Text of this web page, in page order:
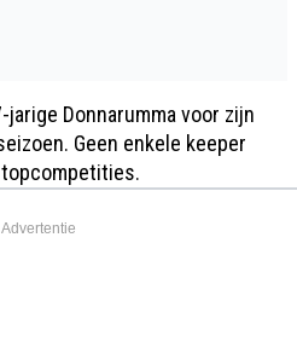
Donnarumma voor zijn
Geen enkele keeper